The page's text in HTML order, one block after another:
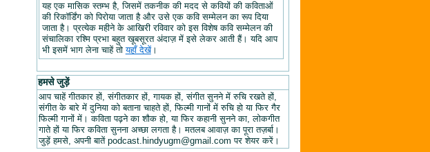
यह एक मासिक स्तम्भ है, जिसमें तकनीक की मदद से कवियों की कविताओं
की रिकॉर्डिंग को पिरोया जाता है और उसे एक कवि सम्मेलन का रूप दिया
जाता है। प्रत्येक महीने के आखिरी रविवार को इस विशेष कवि सम्मेलन की
संचालिका रश्मि प्रभा बहुत खूबसूरत अंदाज़ में इसे लेकर आती हैं। यदि आप
भी इसमें भाग लेना चाहें तोयहाँ देखें।
हमसे जुड़ें
आप चाहें गीतकार हों, संगीतकार हों, गायक हों, संगीत सुनने में रुचि रखते हों,
संगीत के बारे में दुनिया को बताना चाहते हों, फिल्मी गानों में रुचि हो या फिर गैर
फिल्मी गानों में। कविता पढ़ने का शौक हो, या फिर कहानी सुनने का, लोकगीत
गाते हों या फिर कविता सुनना अच्छा लगता है। मतलब आवाज़ का पूरा तज़र्बा।
जुड़ें हमसे, अपनी बातें podcast.hindyugm@gmail.com पर शेयर करें।